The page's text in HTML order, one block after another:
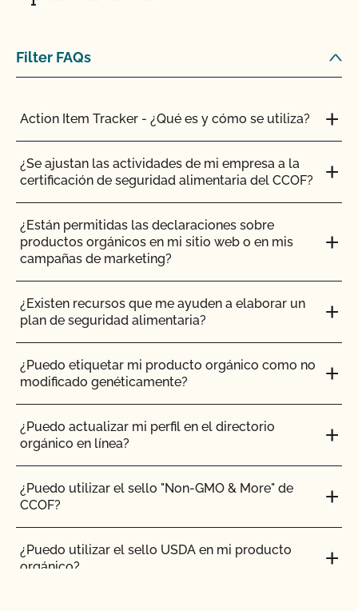
Filter FAQs
Action Item Tracker - ¿Qué es y cómo se utiliza?
¿Se ajustan las actividades de mi empresa a la
certificación de seguridad alimentaria del CCOF?
¿Están permitidas las declaraciones sobre
productos orgánicos en mi sitio web o en mis
campañas de marketing?
¿Existen recursos que me ayuden a elaborar un
plan de seguridad alimentaria?
¿Puedo etiquetar mi producto orgánico como no
modificado genéticamente?
¿Puedo actualizar mi perfil en el directorio
orgánico en línea?
¿Puedo utilizar el sello "Non-GMO & More" de
CCOF?
¿Puedo utilizar el sello USDA en mi producto
orgánico?
¿Está permitido el sacrificio en la explotación?
Mi explotación ya es orgánica y alimentada con
pasto. ¿Hay algún otro requisito que deba tener en
cuenta para solicitar el Programa de Ganadería
Orgánica Certificada Alimentada con Pasto?
¿Qué ocurre con las semillas orgánicas, los
trasplantes y la disponibilidad comercial?
¿Cuáles son las necesidades de tierra para los
cultivos silvestres?
¿Cuáles son los requisitos para el uso de
estiércol?
¿Cuáles son las normas específicas para los
rumiantes?
¿Qué topes se exigen para las parcelas orgánicas?
¿Qué significa "certificado transitorio"?
¿Qué ocurre si me veo sometido a una situación
de emergencia de fumigación o tratamiento de